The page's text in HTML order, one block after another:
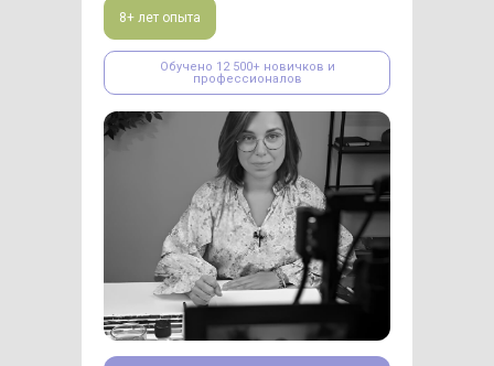
Обучено 12 500+ новичков и
профессионалов
8+ лет опыта